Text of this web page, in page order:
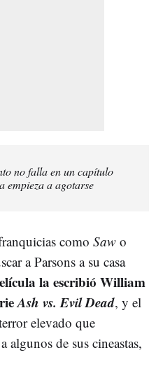
no falla en un capítulo
empieza a agotarse
como Saw o
a Parsons a su casa
la escribió William
Ash vs. Evil Dead, y el
elevado que
algunos de sus cineastas,